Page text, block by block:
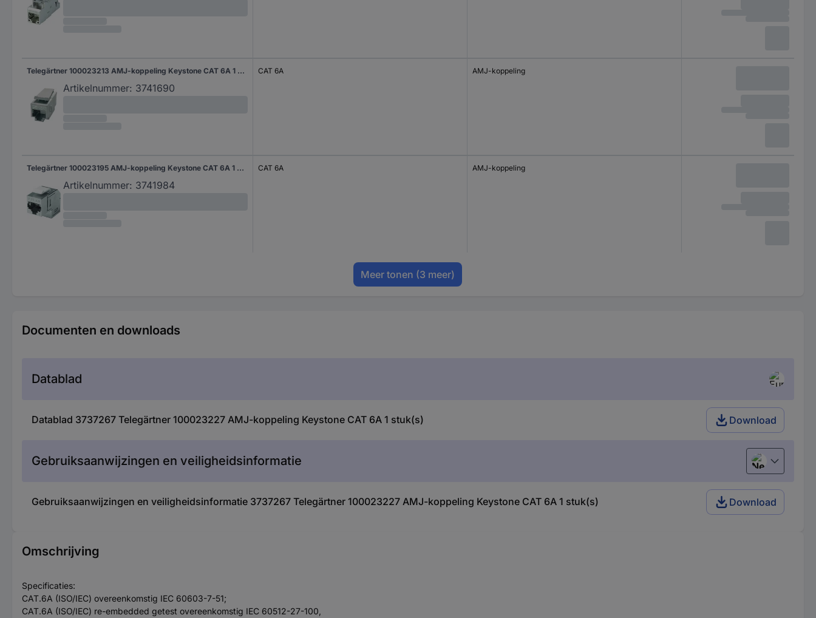
Telegärtner 100023213 AMJ-koppeling Keystone CAT 6A 1 stuk(s)
Artikelnummer: 3741690
CAT 6A AMJ-koppeling
Telegärtner 100023195 AMJ-koppeling Keystone CAT 6A 1 stuk(s)
Artikelnummer: 3741984
CAT 6A AMJ-koppeling
Meer tonen (3 meer)
Documenten en downloads
Datablad
Datablad 3737267 Telegärtner 100023227 AMJ-koppeling Keystone CAT 6A 1 stuk(s) Download
Gebruiksaanwijzingen en veiligheidsinformatie Nederlands
Gebruiksaanwijzingen en veiligheidsinformatie 3737267 Telegärtner 100023227 AMJ-koppeling Keystone CAT 6A 1 stuk(s) Download
Omschrijving
Specificaties:
CAT.6A (ISO/IEC) overeenkomstig IEC 60603-7-51;
CAT.6A (ISO/IEC) re-embedded getest overeenkomstig IEC 60512-27-100,